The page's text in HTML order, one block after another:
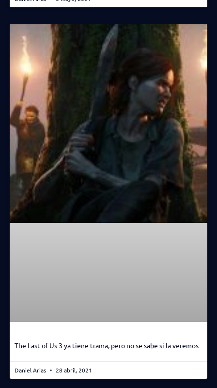
The Last of Us 3 ya tiene trama, pero no se sabe si la veremos
Daniel Arias 28 abril, 2021